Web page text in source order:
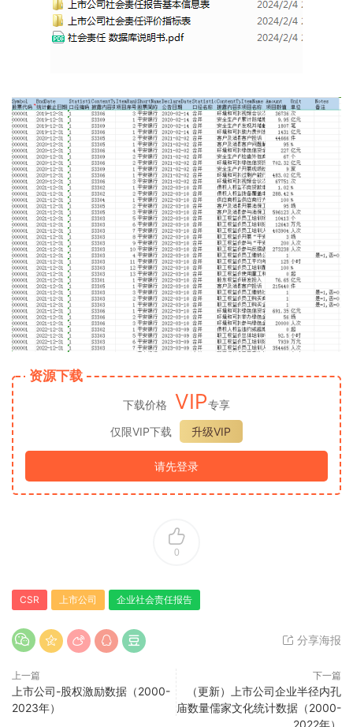
资源下载
下载价格 VIP专享
仅限VIP下载
升级VIP
请先登录
0
CSR 上市公司 企业社会责任报告
分享海报
上一篇
上市公司-股权激励数据（2000-
2023年）
下一篇
（更新）上市公司企业半径内孔
庙数量儒家文化统计数据（2000-
2022年）